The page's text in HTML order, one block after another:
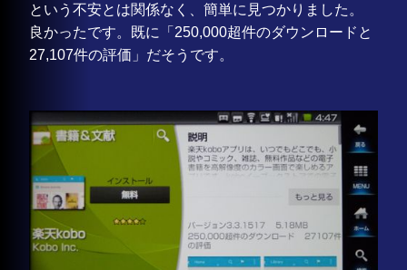
という不安とは関係なく、簡単に見つかりました。
良かったです。既に「250,000超件のダウンロードと
27,107件の評価」だそうです。